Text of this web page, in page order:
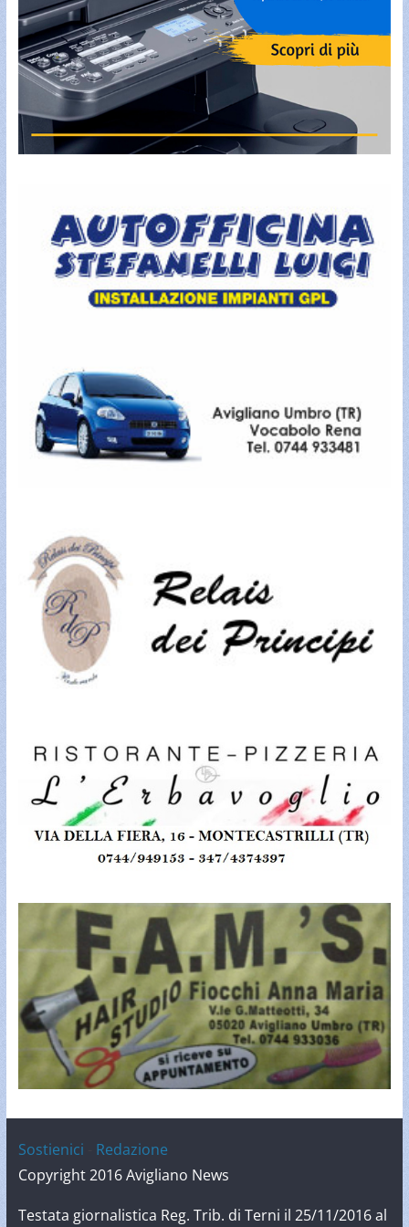
Sostienici
Redazione
Copyright 2016 Avigliano News
Testata giornalistica Reg. Trib. di Terni il 25/11/2016 al